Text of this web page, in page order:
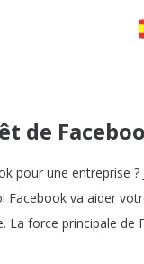
de
pour une entreprise ?
Facebook va aider
. La force principale de